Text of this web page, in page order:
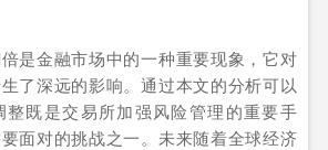
是金融市场中的一种重要现象，它对
了深远的影响。通过本文的分析可以
整既是交易所加强风险管理的重要手
面对的挑战之一。未来随着全球经济